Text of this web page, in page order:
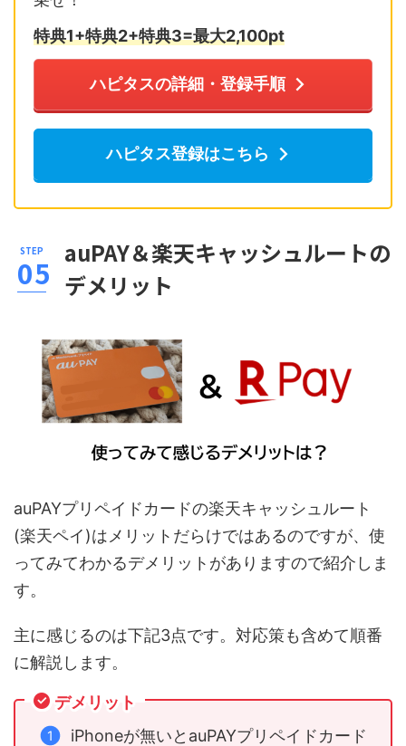
特典1+特典2+特典3=最大2,100pt
ハピタスの詳細・登録手順
ハピタス登録はこちら
auPAY＆楽天キャッシュルートの
デメリット
auPAYプリペイドカードの楽天キャッシュルート
(楽天ペイ)はメリットだらけではあるのですが、使
ってみてわかるデメリットがありますので紹介しま
す。
主に感じるのは下記3点です。対応策も含めて順番
に解説します。
デメリット
iPhoneが無いとauPAYプリペイドカード